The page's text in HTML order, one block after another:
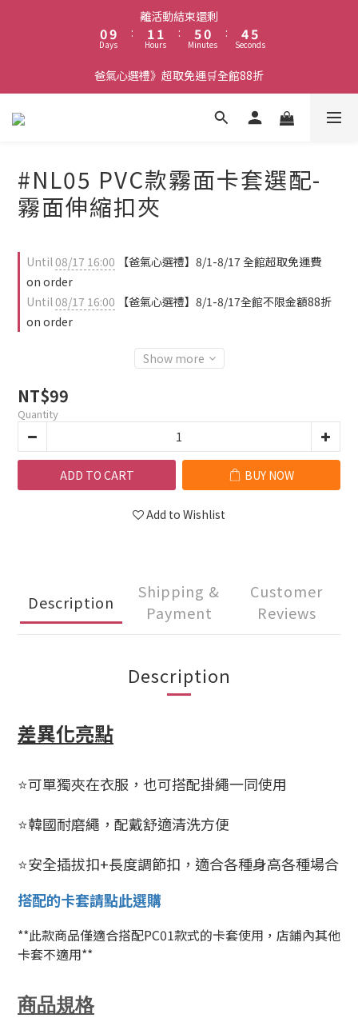
離活動結束還剩
09
8
7
6
1
Days
:
2
1
0
2
1
0
Hours
:
6
5
4
3
2
1
0
Minutes
:
4
3
2
1
5
4
3
2
0
Seconds
爸氣心選禮》超取免運🛒全館88折
#NL05 PVC款霧面卡套選配-
霧面伸縮扣夾
Until08/17 16:00 【爸氣心選禮】8/1-8/17 全館超取免運費
on order
Until08/17 16:00 【爸氣心選禮】8/1-8/17全館不限金額88折
on order
Show more
NT$99
Quantity
ADD TO CART BUY NOW
Add to Wishlist
Description
Shipping &
Payment
Customer
Reviews
Description
差異化亮點
⭐️可單獨夾在衣服，也可搭配掛繩一同使用
⭐️韓國耐磨繩，配戴舒適清洗方便
⭐️安全插拔扣+長度調節扣，適合各種身高各種場合
搭配的卡套請點此選購
**此款商品僅適合搭配PC01款式的卡套使用，店鋪內其他
卡套不適用**
商品規格